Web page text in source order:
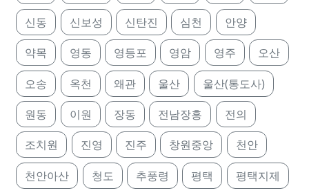
신동 신보성 신탄진 심천 안양
약목 영동 영등포 영암 영주 오산
오송 옥천 왜관 울산 울산(통도사)
원동 이원 장동 전남장흥 전의
조치원 진영 진주 창원중앙 천안
천안아산 청도 추풍령 평택 평택지제